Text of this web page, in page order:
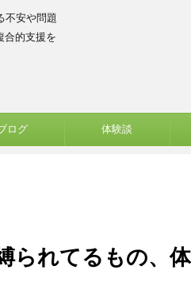
不安や問題
合的支援を
ログ 体験談
られてるもの、体